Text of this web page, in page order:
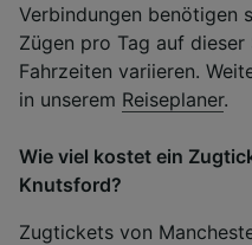
Verbindungen benötigen
Zügen pro Tag auf
Fahrzeiten variieren.
in unserem Reiseplaner.
Wie viel kostet ein
Knutsford?
Zugtickets von